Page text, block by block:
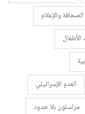
والإعلام
العدو الإسرائيلي
مراسلون بلا حدود